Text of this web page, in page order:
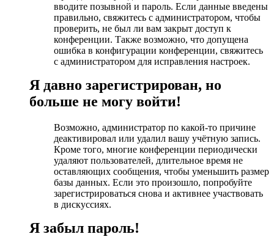
вводите позывной и пароль. Если данные введены
правильно, свяжитесь с администратором, чтобы
проверить, не был ли вам закрыт доступ к
конференции. Также возможно, что допущена
ошибка в конфигурации конференции, свяжитесь
с администратором для исправления настроек.
Я давно зарегистрирован, но
больше не могу войти!
Возможно, администратор по какой-то причине
деактивировал или удалил вашу учётную запись.
Кроме того, многие конференции периодически
удаляют пользователей, длительное время не
оставляющих сообщения, чтобы уменьшить размер
базы данных. Если это произошло, попробуйте
зарегистрироваться снова и активнее участвовать
в дискуссиях.
Я забыл пароль!